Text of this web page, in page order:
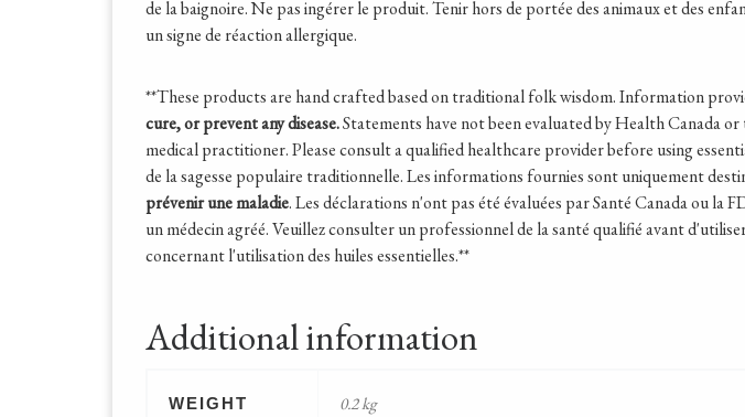
de la baignoire. Ne pas ingérer le produit. Tenir hors de portée des animaux et des
un signe de réaction allergique.
**These products are hand crafted based on traditional folk wisdom.Information
cure, or prevent any disease.Statements have not been evaluated by Health Canada
medical practitioner. Please consult a qualified healthcare provider before using
de la sagesse populaire traditionnelle. Les informations fournies sont uniquement
prévenir une maladie. Les déclarations n'ont pas été évaluées par Santé Canada ou la
un médecin agréé. Veuillez consulter un professionnel de la santé qualifié avant
concernant l'utilisation des huiles essentielles.**
Additional information
WEIGHT 0.2 kg